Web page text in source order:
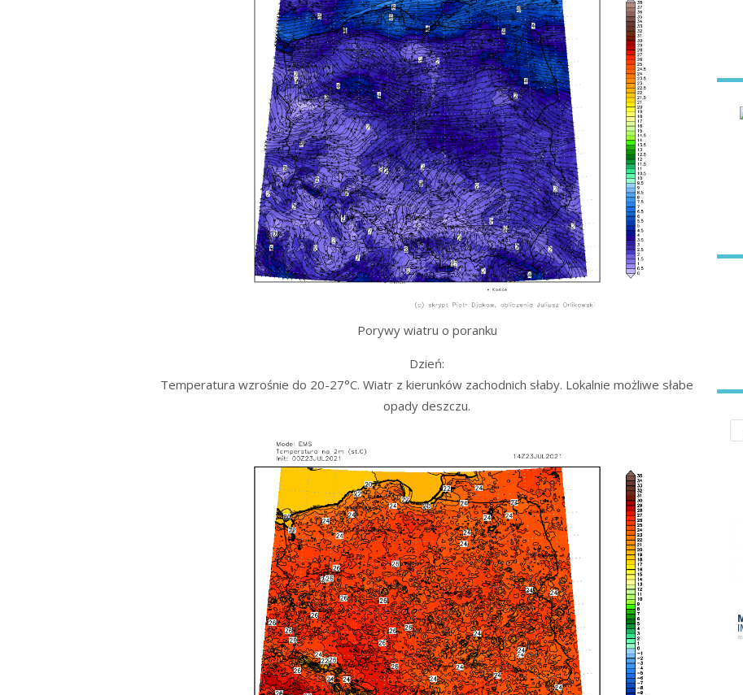
Porywy wiatru o poranku
Dzień:
Temperatura wzrośnie do 20-27°C. Wiatr z kierunków zachodnich słaby. Lokalnie możliwe słabe
opady deszczu.